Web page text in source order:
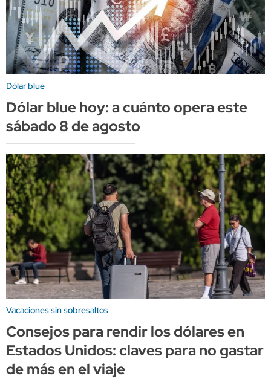
Dólar blue
Dólar blue hoy: a cuánto opera este
sábado 8 de agosto
Vacaciones sin sobresaltos
Consejos para rendir los dólares en
Estados Unidos: claves para no gastar
de más en el viaje